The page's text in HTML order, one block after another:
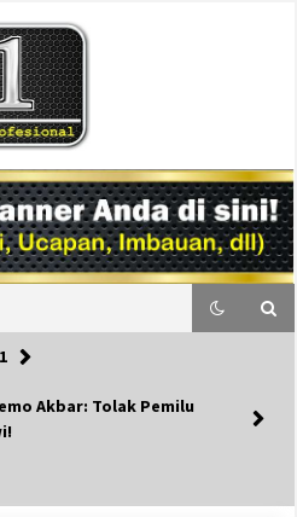
DM1
Akbar: Tolak Pemilu